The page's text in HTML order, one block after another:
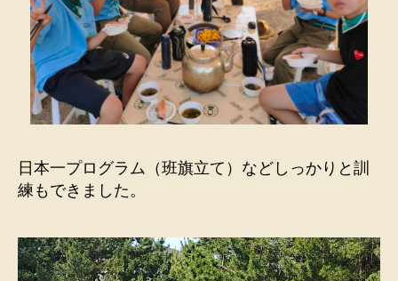
日本一プログラム（班旗立て）などしっかりと訓
練もできました。